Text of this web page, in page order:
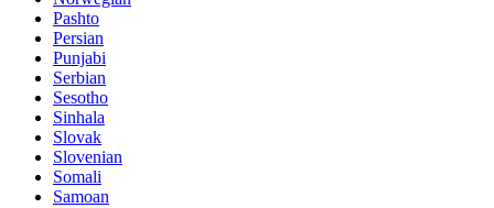
Pashto
Persian
Punjabi
Serbian
Sesotho
Sinhala
Slovak
Slovenian
Somali
Samoan